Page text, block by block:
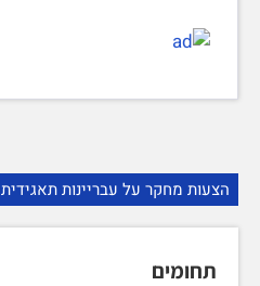
הצעות מחקר על עבריינות תאגידית
תחומים